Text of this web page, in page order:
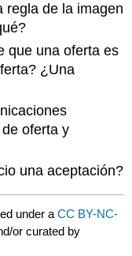
regla de la imagen
que una oferta es
¿Una
oferta y
una aceptación?
under aCC BY-NC-
or curated by